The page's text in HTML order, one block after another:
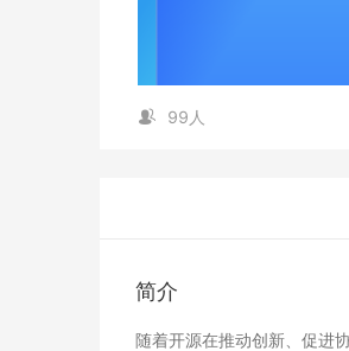
99人
简介
随着开源在推动创新、促进